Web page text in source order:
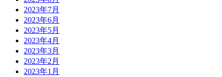
2023年7月
2023年6月
2023年5月
2023年4月
2023年3月
2023年2月
2023年1月